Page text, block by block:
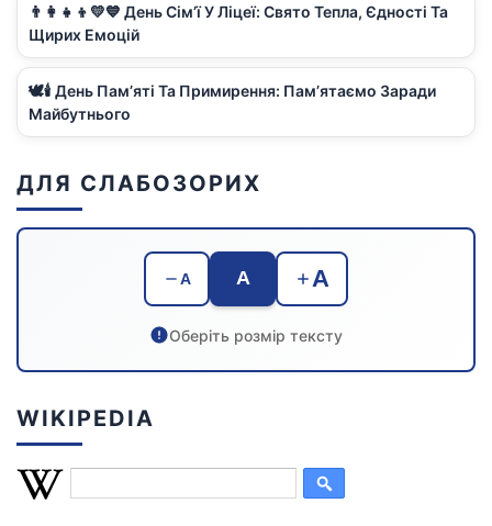
👨‍👩‍👧‍👦💛💙 День Сім’ї У Ліцеї: Свято Тепла, Єдності Та
Щирих Емоцій
🕊️🕯️ День Пам’яті Та Примирення: Пам’ятаємо Заради
Майбутнього
ДЛЯ СЛАБОЗОРИХ
A A A
Оберіть розмір тексту
WIKIPEDIA